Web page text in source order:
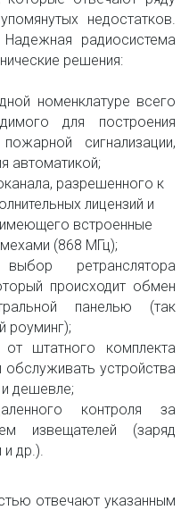
недостатков.
радиосистема
решения:
номенклатуре всего
для построения
сигнализации,
автоматикой;
разрешенного к
лицензий и
встроенные
(868 МГц);
выбор ретранслятора
происходит обмен
панелью (так
роуминг);
от штатного комплекта
обслуживать устройства
дешевле;
контроля за
извещателей (заряд
и др.).
отвечают указанным